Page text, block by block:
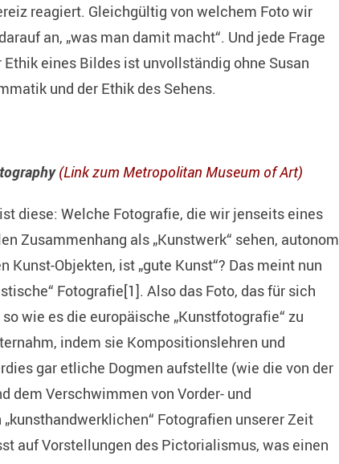
reagiert. Gleichgültig von welchem Foto wir
an, „was man damit macht“. Und jede Frage
eines Bildes ist unvollständig ohne Susan
und der Ethik des Sehens.
(Link zum Metropolitan Museum of Art)
diese: Welche Fotografie, die wir jenseits eines
Zusammenhang als „Kunstwerk“ sehen, autonom
Kunst-Objekten, ist „gute Kunst“? Das meint nun
Fotografie[1]. Also das Foto, das für sich
wie es die europäische „Kunstfotografie“ zu
indem sie Kompositionslehren und
gar etliche Dogmen aufstellte (wie die von der
dem Verschwimmen von Vorder- und
Fotografien unserer Zeit
auf Vorstellungen des Pictorialismus, was einen